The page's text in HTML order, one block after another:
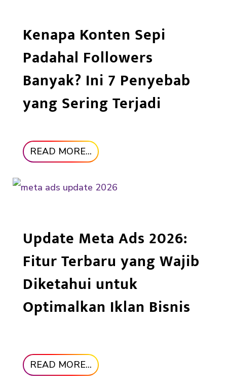
Kenapa Konten Sepi
Padahal Followers
Banyak? Ini 7 Penyebab
yang Sering Terjadi
READ MORE...
Update Meta Ads 2026:
Fitur Terbaru yang Wajib
Diketahui untuk
Optimalkan Iklan Bisnis
READ MORE...